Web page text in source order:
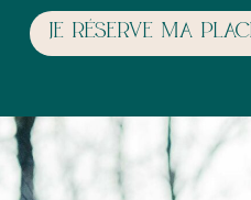
je réserve ma